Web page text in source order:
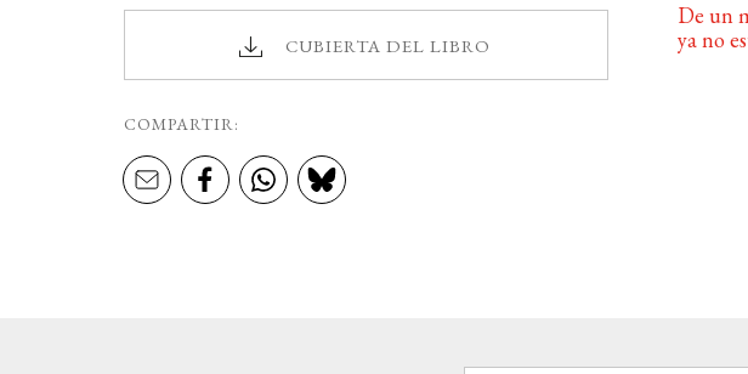
CUBIERTA DEL LIBRO
COMPARTIR:
De un
ya no